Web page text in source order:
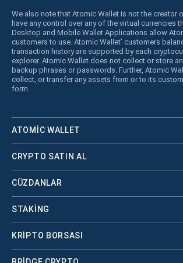
We also note that Atomic Wallet is not the creator
have any control over any of the virtual currencies
Desktop and Mobile Wallet Applications allow
customers to use. Atomic Wallet’ customers
transaction history are supported by each
explorer. Atomic Wallet does not collect or store
backup phrases or passwords. Further, Atomic
collect, or transfer any assets from or to its
form.
ATOMIC WALLET
CRYPTO SATIN AL
CÜZDANLAR
STAKING
KRİPTO BORSASI